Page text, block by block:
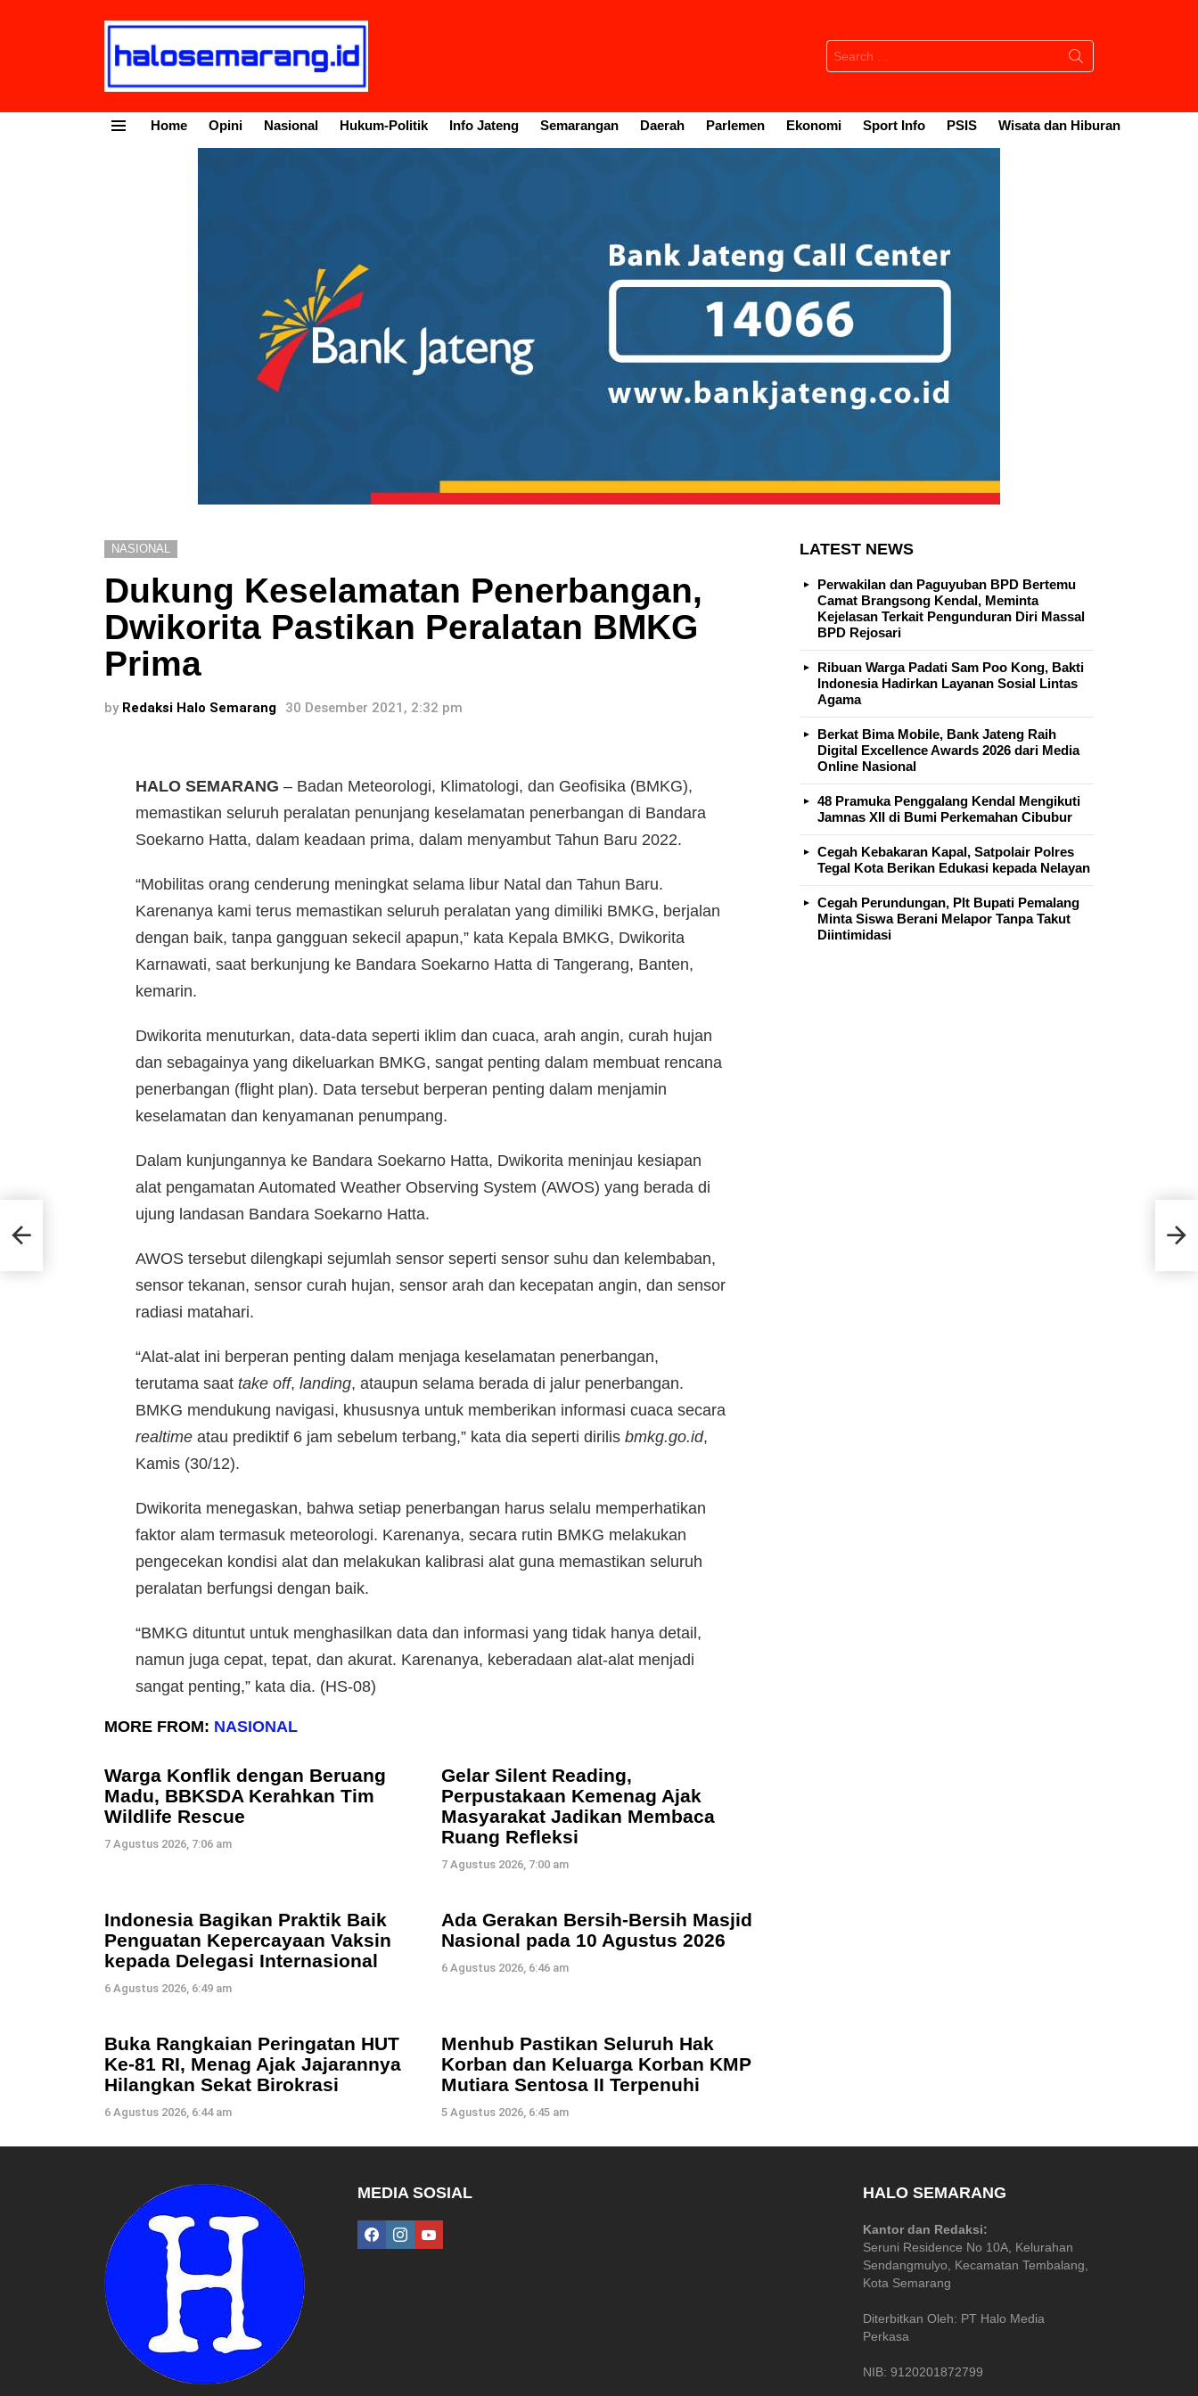
Search
for:
Home Opini Nasional Hukum-Politik Info Jateng Semarangan Daerah Parlemen Ekonomi Sport Info PSIS Wisata dan Hiburan
NASIONAL
Dukung Keselamatan Penerbangan,
Dwikorita Pastikan Peralatan BMKG
Prima
by Redaksi Halo Semarang 30 Desember 2021, 2:32 pm
HALO SEMARANG – Badan Meteorologi, Klimatologi, dan Geofisika (BMKG),
memastikan seluruh peralatan penunjang keselamatan penerbangan di Bandara
Soekarno Hatta, dalam keadaan prima, dalam menyambut Tahun Baru 2022.
“Mobilitas orang cenderung meningkat selama libur Natal dan Tahun Baru.
Karenanya kami terus memastikan seluruh peralatan yang dimiliki BMKG, berjalan
dengan baik, tanpa gangguan sekecil apapun,” kata Kepala BMKG, Dwikorita
Karnawati, saat berkunjung ke Bandara Soekarno Hatta di Tangerang, Banten,
kemarin.
Dwikorita menuturkan, data-data seperti iklim dan cuaca, arah angin, curah hujan
dan sebagainya yang dikeluarkan BMKG, sangat penting dalam membuat rencana
penerbangan (flight plan). Data tersebut berperan penting dalam menjamin
keselamatan dan kenyamanan penumpang.
Dalam kunjungannya ke Bandara Soekarno Hatta, Dwikorita meninjau kesiapan
alat pengamatan Automated Weather Observing System (AWOS) yang berada di
ujung landasan Bandara Soekarno Hatta.
AWOS tersebut dilengkapi sejumlah sensor seperti sensor suhu dan kelembaban,
sensor tekanan, sensor curah hujan, sensor arah dan kecepatan angin, dan sensor
radiasi matahari.
“Alat-alat ini berperan penting dalam menjaga keselamatan penerbangan,
terutama saat take off, landing, ataupun selama berada di jalur penerbangan.
BMKG mendukung navigasi, khususnya untuk memberikan informasi cuaca secara
realtime atau prediktif 6 jam sebelum terbang,” kata dia seperti dirilis bmkg.go.id,
Kamis (30/12).
Dwikorita menegaskan, bahwa setiap penerbangan harus selalu memperhatikan
faktor alam termasuk meteorologi. Karenanya, secara rutin BMKG melakukan
pengecekan kondisi alat dan melakukan kalibrasi alat guna memastikan seluruh
peralatan berfungsi dengan baik.
“BMKG dituntut untuk menghasilkan data dan informasi yang tidak hanya detail,
namun juga cepat, tepat, dan akurat. Karenanya, keberadaan alat-alat menjadi
sangat penting,” kata dia. (HS-08)
MORE FROM: NASIONAL
Warga Konflik dengan Beruang
Madu, BBKSDA Kerahkan Tim
Wildlife Rescue
7 Agustus 2026, 7:06 am
Gelar Silent Reading,
Perpustakaan Kemenag Ajak
Masyarakat Jadikan Membaca
Ruang Refleksi
7 Agustus 2026, 7:00 am
Indonesia Bagikan Praktik Baik
Penguatan Kepercayaan Vaksin
kepada Delegasi Internasional
6 Agustus 2026, 6:49 am
Ada Gerakan Bersih-Bersih Masjid
Nasional pada 10 Agustus 2026
6 Agustus 2026, 6:46 am
Buka Rangkaian Peringatan HUT
Ke-81 RI, Menag Ajak Jajarannya
Hilangkan Sekat Birokrasi
6 Agustus 2026, 6:44 am
Menhub Pastikan Seluruh Hak
Korban dan Keluarga Korban KMP
Mutiara Sentosa II Terpenuhi
5 Agustus 2026, 6:45 am
LATEST NEWS
Perwakilan dan Paguyuban BPD Bertemu
Camat Brangsong Kendal, Meminta
Kejelasan Terkait Pengunduran Diri Massal
BPD Rejosari
Ribuan Warga Padati Sam Poo Kong, Bakti
Indonesia Hadirkan Layanan Sosial Lintas
Agama
Berkat Bima Mobile, Bank Jateng Raih
Digital Excellence Awards 2026 dari Media
Online Nasional
48 Pramuka Penggalang Kendal Mengikuti
Jamnas XII di Bumi Perkemahan Cibubur
Cegah Kebakaran Kapal, Satpolair Polres
Tegal Kota Berikan Edukasi kepada Nelayan
Cegah Perundungan, Plt Bupati Pemalang
Minta Siswa Berani Melapor Tanpa Takut
Diintimidasi
MEDIA SOSIAL
facebookinstagramyoutube
HALO SEMARANG
Kantor dan Redaksi:
Seruni Residence No 10A, Kelurahan
Sendangmulyo, Kecamatan Tembalang,
Kota Semarang
Diterbitkan Oleh: PT Halo Media
Perkasa
NIB: 9120201872799